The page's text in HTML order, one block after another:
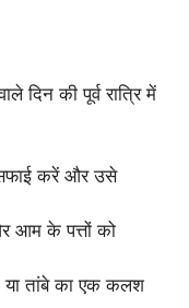
दिन की पूर्व रात्रि में
करें और उसे
आम के पत्तों को
या तांबे का एक कलश